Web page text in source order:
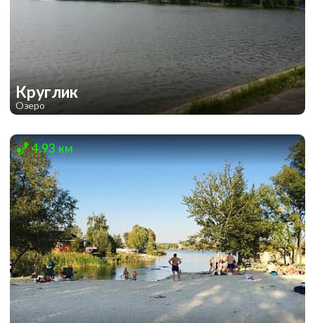
Круглик
Озеро
1 1
4.93 км